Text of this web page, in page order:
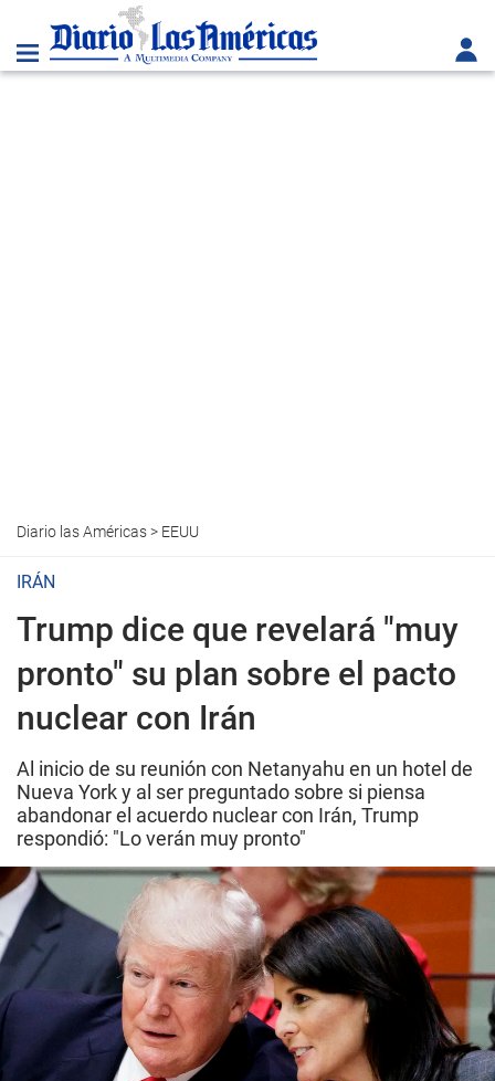
Diario las Américas> EEUU
IRÁN
Trump dice que revelará "muy
pronto" su plan sobre el pacto
nuclear con Irán
Al inicio de su reunión con Netanyahu en un hotel de
Nueva York y al ser preguntado sobre si piensa
abandonar el acuerdo nuclear con Irán, Trump
respondió: "Lo verán muy pronto"